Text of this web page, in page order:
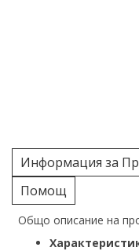
Информация за
Помощ
Общо описание на